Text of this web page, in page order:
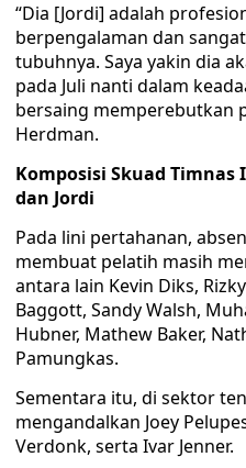
“Dia [Jordi] adalah
berpengalaman dan
tubuhnya. Saya yakin dia
pada Juli nanti dalam
bersaing memperebutkan
Herdman.
Komposisi Skuad Timnas
dan Jordi
Pada lini pertahanan,
membuat pelatih masih
antara lain Kevin Diks,
Baggott, Sandy Walsh,
Hubner, Mathew Baker,
Pamungkas.
Sementara itu, di sektor
mengandalkan Joey
Verdonk, serta Ivar Jenner.